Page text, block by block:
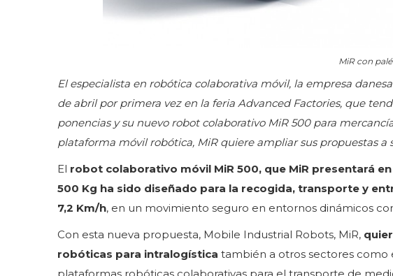
MiR con palé
El especialista en robótica colaborativa móvil, la empresa
de abril por primera vez en la feria Advanced Factories, que
ponencias y su nuevo robot colaborativo MiR 500 para
plataforma móvil robótica, MiR quiere ampliar sus propuestas a
El robot colaborativo móvil MiR 500, que MiR presentará
500 Kg ha sido diseñado para la recogida, transporte y
7,2 Km/h, en un movimiento seguro en entornos dinámicos
Con esta nueva propuesta, Mobile Industrial Robots, MiR,
robóticas para intralogística también a otros sectores como